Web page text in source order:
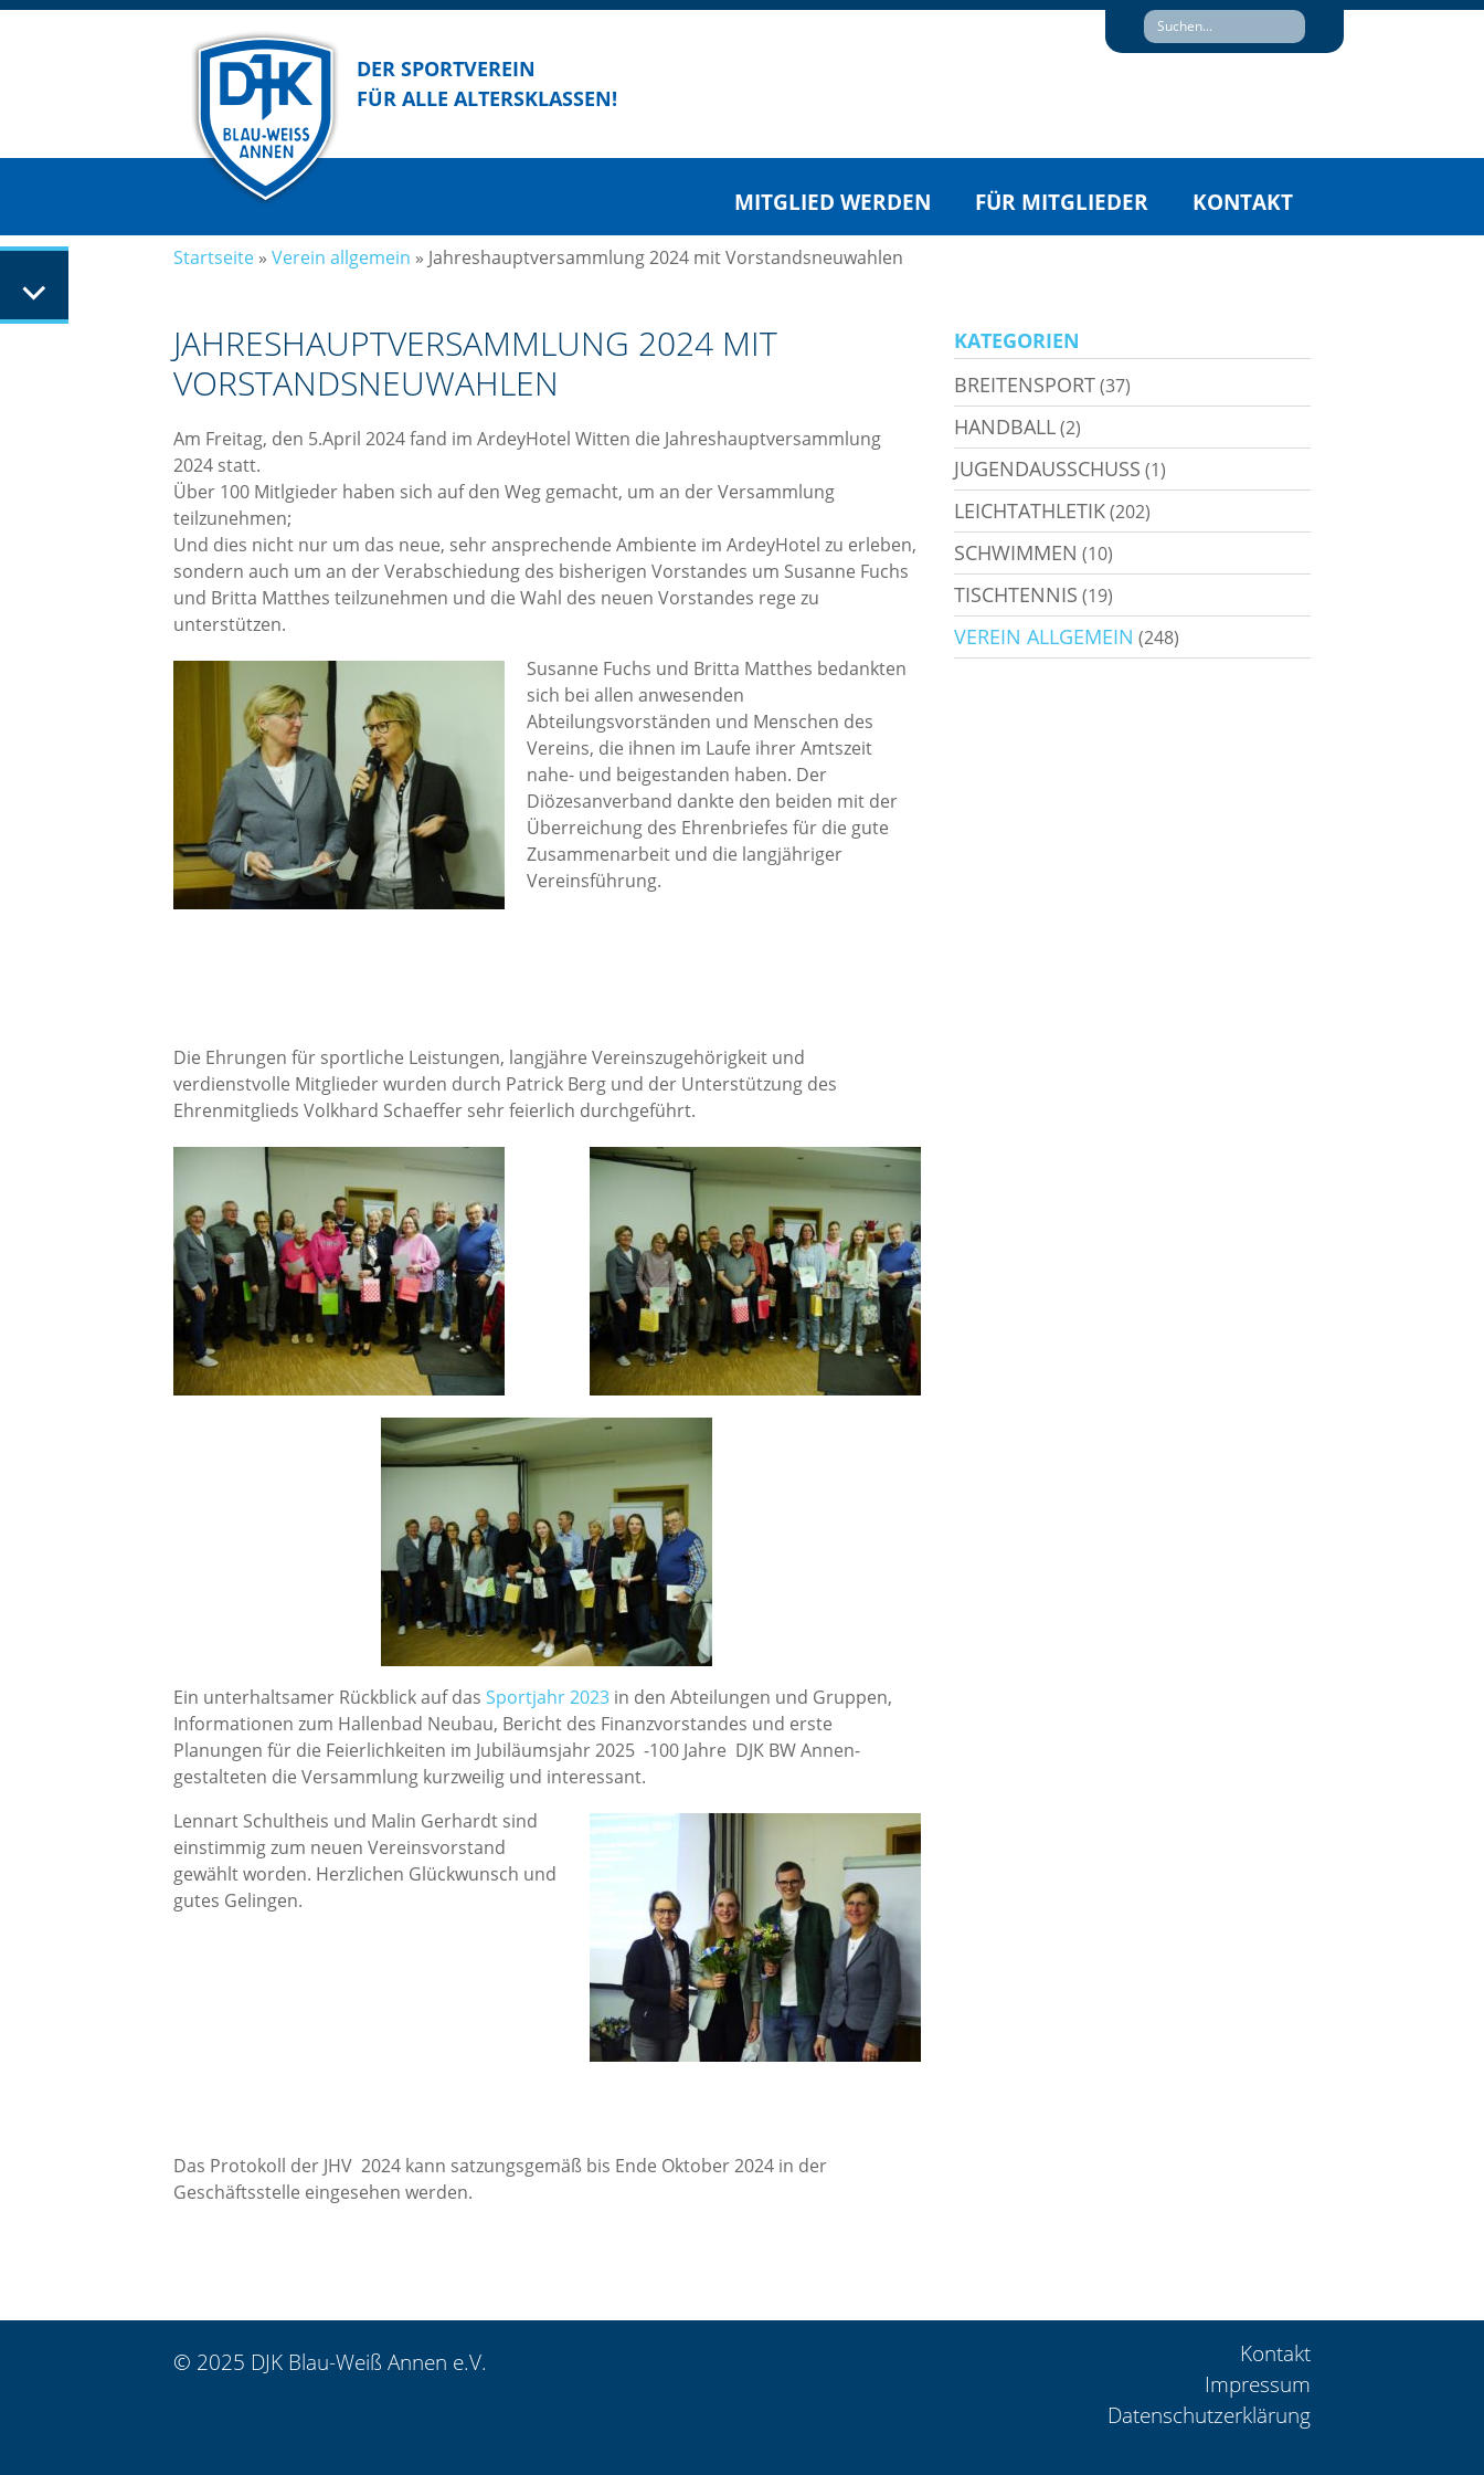
DER SPORTVEREIN
FÜR ALLE ALTERSKLASSEN!
MITGLIED WERDEN FÜR MITGLIEDER KONTAKT
Startseite » Verein allgemein » Jahreshauptversammlung 2024 mit Vorstandsneuwahlen
JAHRESHAUPTVERSAMMLUNG 2024 MIT
VORSTANDSNEUWAHLEN
Am Freitag, den 5.April 2024 fand im ArdeyHotel Witten die Jahreshauptversammlung
2024 statt.
Über 100 Mitlgieder haben sich auf den Weg gemacht, um an der Versammlung
teilzunehmen;
Und dies nicht nur um das neue, sehr ansprechende Ambiente im ArdeyHotel zu erleben,
sondern auch um an der Verabschiedung des bisherigen Vorstandes um Susanne Fuchs
und Britta Matthes teilzunehmen und die Wahl des neuen Vorstandes rege zu
unterstützen.
Susanne Fuchs und Britta Matthes bedankten
sich bei allen anwesenden
Abteilungsvorständen und Menschen des
Vereins, die ihnen im Laufe ihrer Amtszeit
nahe- und beigestanden haben. Der
Diözesanverband dankte den beiden mit der
Überreichung des Ehrenbriefes für die gute
Zusammenarbeit und die langjähriger
Vereinsführung.
Die Ehrungen für sportliche Leistungen, langjähre Vereinszugehörigkeit und
verdienstvolle Mitglieder wurden durch Patrick Berg und der Unterstützung des
Ehrenmitglieds Volkhard Schaeffer sehr feierlich durchgeführt.
Ein unterhaltsamer Rückblick auf das Sportjahr 2023 in den Abteilungen und Gruppen,
Informationen zum Hallenbad Neubau, Bericht des Finanzvorstandes und erste
Planungen für die Feierlichkeiten im Jubiläumsjahr 2025 -100 Jahre DJK BW Annen-
gestalteten die Versammlung kurzweilig und interessant.
Lennart Schultheis und Malin Gerhardt sind
einstimmig zum neuen Vereinsvorstand
gewählt worden. Herzlichen Glückwunsch und
gutes Gelingen.
Das Protokoll der JHV 2024 kann satzungsgemäß bis Ende Oktober 2024 in der
Geschäftsstelle eingesehen werden.
KATEGORIEN
BREITENSPORT(37)
HANDBALL(2)
JUGENDAUSSCHUSS (1)
LEICHTATHLETIK(202)
SCHWIMMEN (10)
TISCHTENNIS (19)
VEREIN ALLGEMEIN (248)
© 2025 DJK Blau-Weiß Annen e.V.
Kontakt
Impressum
Datenschutzerklärung